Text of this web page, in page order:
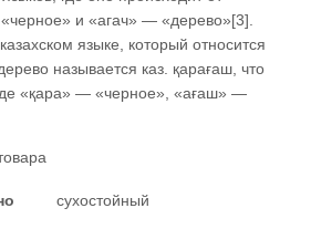
и «агач» — «дерево»[3].
языке, который относится
называется каз. қарағаш, что
«қара» — «черное», «ағаш» —
сухостойный